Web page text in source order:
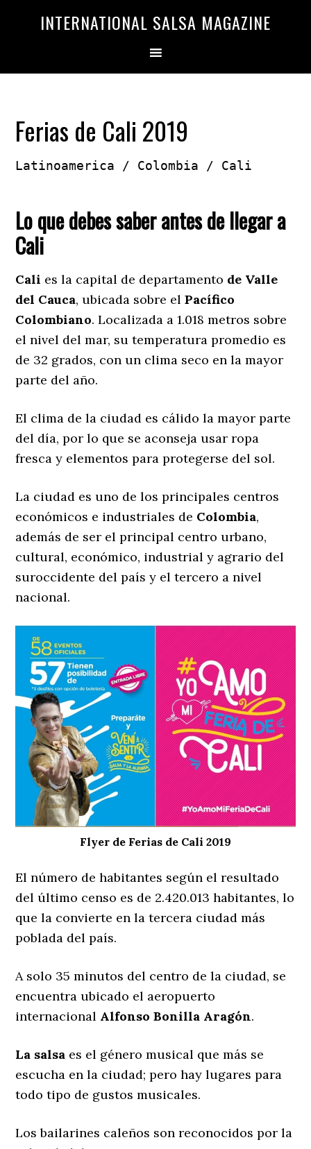
INTERNATIONAL SALSA MAGAZINE
Ferias de Cali 2019
Latinoamerica / Colombia / Cali
Lo que debes saber antes de llegar a
Cali
Cali es la capital de departamento de Valle
del Cauca, ubicada sobre elPacífico
Colombiano. Localizada a 1.018 metros sobre
el nivel del mar, su temperatura promedio es
de 32 grados, con un clima seco en la mayor
parte del año.
El clima de la ciudad es cálido la mayor parte
del día, por lo que se aconseja usar ropa
fresca y elementos para protegerse del sol.
La ciudad es uno de los principales centros
económicos e industriales de Colombia,
además de ser el principal centro urbano,
cultural, económico, industrial y agrario del
suroccidente del país y el tercero a nivel
nacional.
Flyer de Ferias de Cali 2019
El número de habitantes según el resultado
del último censo es de 2.420.013 habitantes, lo
que la convierte en la tercera ciudad más
poblada del país.
A solo 35 minutos del centro de la ciudad, se
encuentra ubicado el aeropuerto
internacional Alfonso Bonilla Aragón.
La salsa es el género musical que más se
escucha en la ciudad; pero hay lugares para
todo tipo de gustos musicales.
Los bailarines caleños son reconocidos por la